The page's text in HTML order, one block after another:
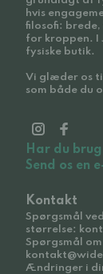
hvis
filosofi:
for kroppen. I
fysiske butik.
Vi glæder os
som både du
Har du
Send os en
Kontakt
Spørgsmål
størrelse:
Spørgsmål
Ændringer i